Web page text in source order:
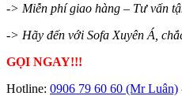
-> Miễn phí giao hàng – Tư vấn
-> Hãy đến với Sofa Xuyên Á,
GỌI NGAY!!!
Hotline: 0906 79 60 60 (Mr Luân)